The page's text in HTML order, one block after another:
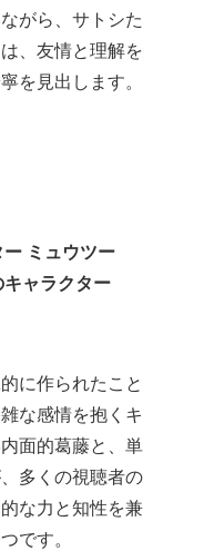
がら、サトシた
、友情と理解を
を見出します。
ー ミュウツー
ャラクター
に作られたこと
な感情を抱くキ
面的葛藤と、単
多くの視聴者の
な力と知性を兼
です。